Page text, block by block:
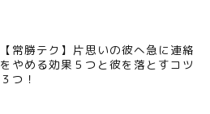
【常勝テク】片思いの彼へ急に連絡
をやめる効果５つと彼を落とすコツ
３つ！